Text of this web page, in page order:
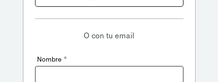
O con tu email
Nombre *